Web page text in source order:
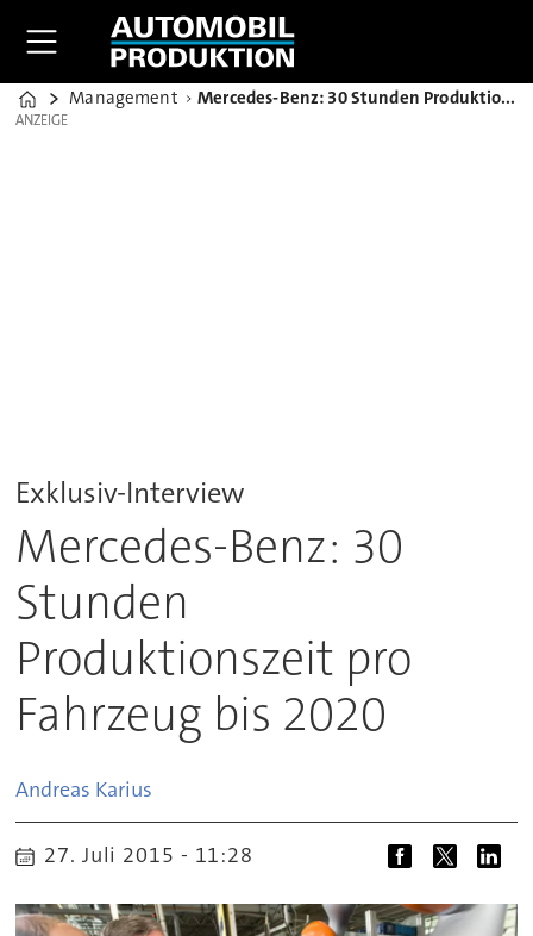
Home
Management Mercedes-Benz: 30 Stunden Produktionszeit pro Fahrzeug bis 2020
ANZEIGE
ANZEIGE
Exklusiv-Interview
Mercedes-Benz: 30
Stunden
Produktionszeit pro
Fahrzeug bis 2020
Andreas Karius
27. Juli 2015 - 11:28